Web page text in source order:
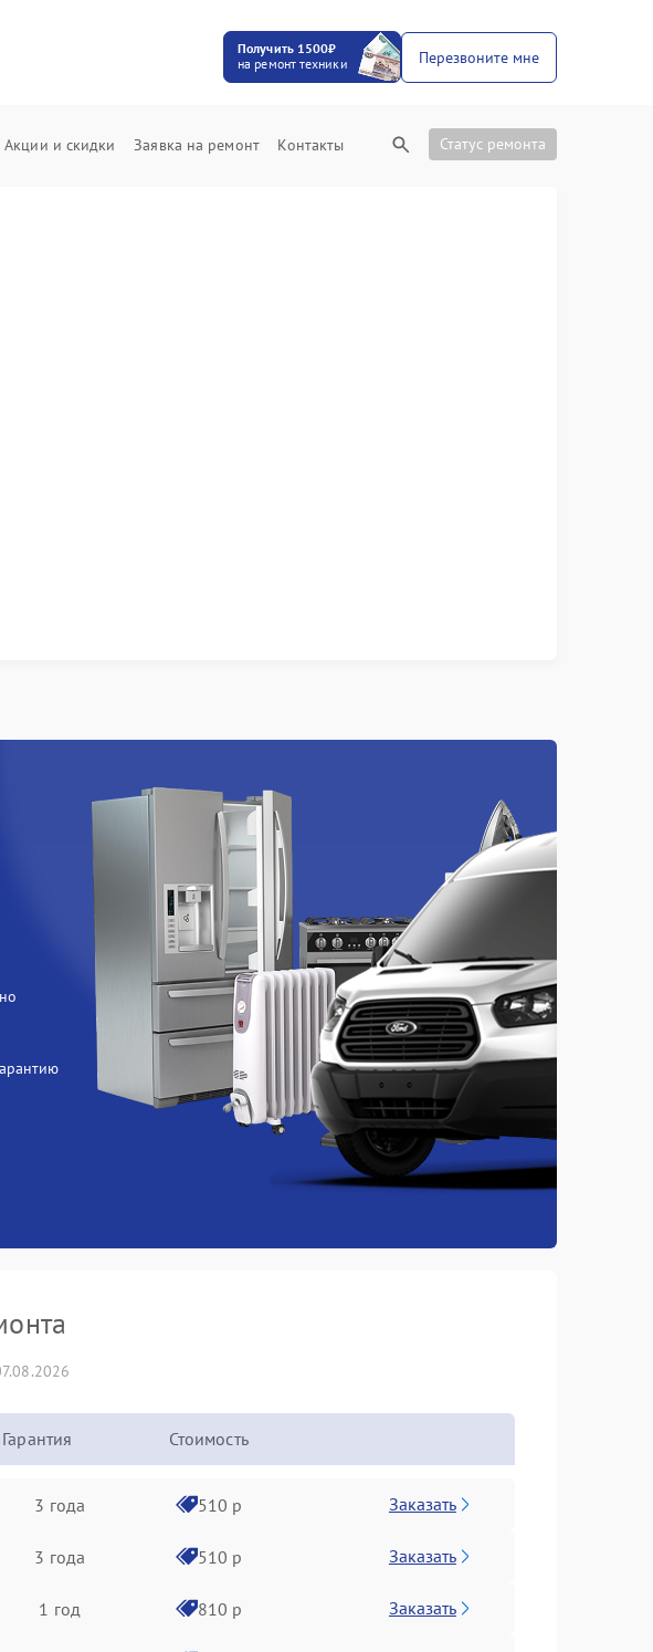
Получить 1500₽
на ремонт техники
Перезвоните мне
Акции и скидки Заявка на ремонт Контакты Статус ремонта
Гарантия Стоимость
3 года 510 р Заказать
3 года 510 р Заказать
1 год 810 р Заказать